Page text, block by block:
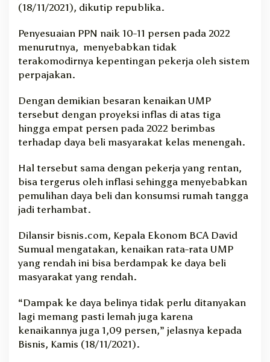
(18/11/2021), dikutip republika.
Penyesuaian PPN naik 10-11 persen pada 2022
menurutnya, menyebabkan tidak
terakomodirnya kepentingan pekerja oleh sistem
perpajakan.
Dengan demikian besaran kenaikan UMP
tersebut dengan proyeksi inflas di atas tiga
hingga empat persen pada 2022 berimbas
terhadap daya beli masyarakat kelas menengah.
Hal tersebut sama dengan pekerja yang rentan,
bisa tergerus oleh inflasi sehingga menyebabkan
pemulihan daya beli dan konsumsi rumah tangga
jadi terhambat.
Dilansir bisnis.com, Kepala Ekonom BCA David
Sumual mengatakan, kenaikan rata-rata UMP
yang rendah ini bisa berdampak ke daya beli
masyarakat yang rendah.
“Dampak ke daya belinya tidak perlu ditanyakan
lagi memang pasti lemah juga karena
kenaikannya juga 1,09 persen,” jelasnya kepada
Bisnis, Kamis (18/11/2021).